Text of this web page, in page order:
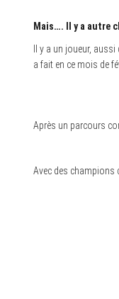
Mais…. Il y a autre
Il y a un joueur,
a fait en ce mois de
Après un parcours
Avec des champions